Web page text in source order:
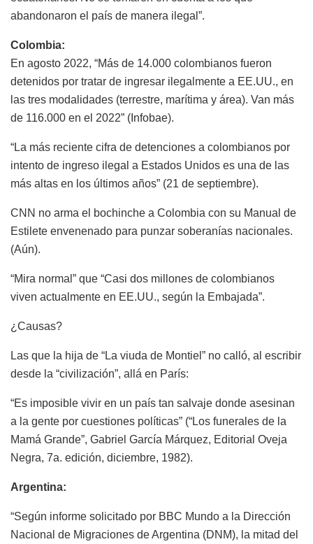
abandonaron el país de manera ilegal”.
Colombia:
En agosto 2022, “Más de 14.000 colombianos fueron
detenidos por tratar de ingresar ilegalmente a EE.UU., en
las tres modalidades (terrestre, marítima y área). Van más
de 116.000 en el 2022” (Infobae).
“La más reciente cifra de detenciones a colombianos por
intento de ingreso ilegal a Estados Unidos es una de las
más altas en los últimos años” (21 de septiembre).
CNN no arma el bochinche a Colombia con su Manual de
Estilete envenenado para punzar soberanías nacionales.
(Aún).
“Mira normal” que “Casi dos millones de colombianos
viven actualmente en EE.UU., según la Embajada”.
¿Causas?
Las que la hija de “La viuda de Montiel” no calló, al escribir
desde la “civilización”, allá en París:
“Es imposible vivir en un país tan salvaje donde asesinan
a la gente por cuestiones políticas” (“Los funerales de la
Mamá Grande”, Gabriel García Márquez, Editorial Oveja
Negra, 7a. edición, diciembre, 1982).
Argentina:
“Según informe solicitado por BBC Mundo a la Dirección
Nacional de Migraciones de Argentina (DNM), la mitad del